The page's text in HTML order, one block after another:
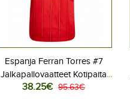
Espanja Ferran Torres #7
Jalkapallovaatteet Kotipaita
MM-kisat 2026 Lyhythihainen
38.25€ 95.63€